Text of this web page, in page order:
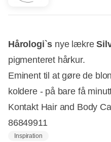
Hårologi`s nye lækre
pigmenteret hårkur.
Eminent til at gøre de
koldere - på bare få
Kontakt Hair and Body
86849911
Inspiration